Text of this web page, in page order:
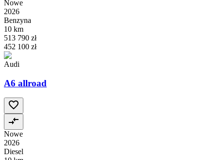
Nowe
2026
Benzyna
10 km
513 790 zł
452 100 zł
Audi
A6 allroad
Nowe
2026
Diesel